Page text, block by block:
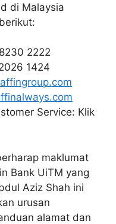
di Malaysia
2222
1424
affingroup.com
Service: Klik
maklumat
Bank UiTM yang
Aziz Shah ini
urusan
alamat dan